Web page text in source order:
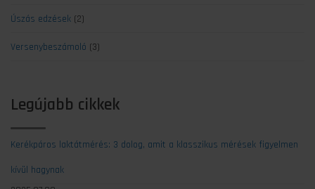
Úszás edzések (2)
Versenybeszámoló (3)
Legújabb cikkek
Kerékpáros laktátmérés: 3 dolog, amit a klasszikus mérések figyelmen
kívül hagynak